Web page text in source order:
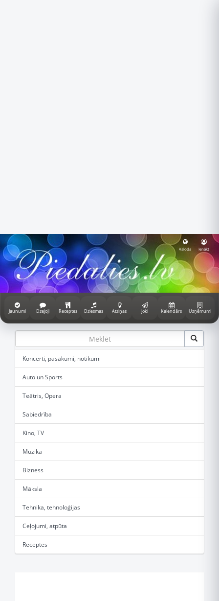
Valoda Ienākt
Jaunumi Dzejoļi Receptes Dziesmas Atziņas Joki Kalendārs Uzņēmumi
Koncerti, pasākumi, notikumi
Auto un Sports
Teātris, Opera
Sabiedrība
Kino, TV
Mūzika
Bizness
Māksla
Tehnika, tehnoloģijas
Ceļojumi, atpūta
Receptes